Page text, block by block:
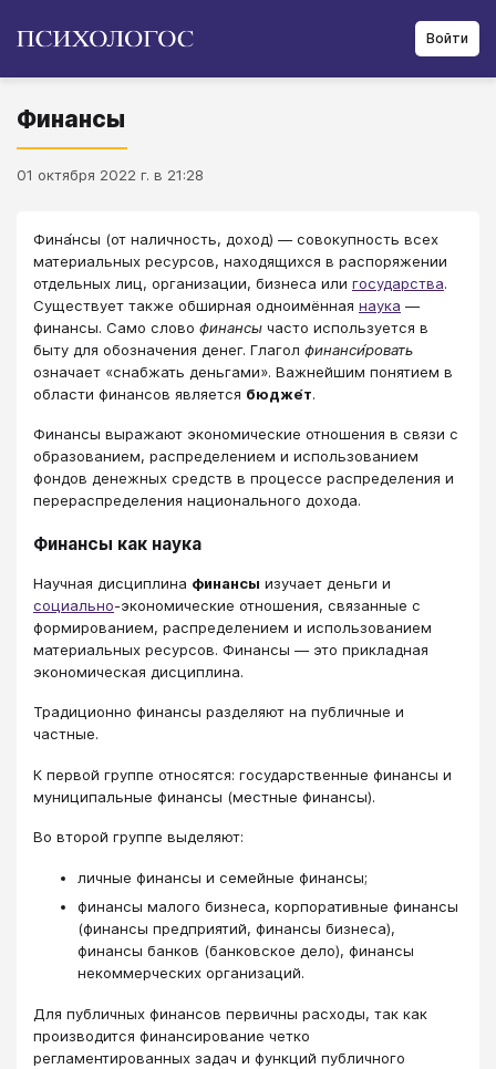
Войти
Финансы
01 октября 2022 г. в 21:28
Фина́нсы (от наличность, доход) — совокупность всех
материальных ресурсов, находящихся в распоряжении
отдельных лиц, организации, бизнеса или государства.
Существует также обширная одноимённая наука —
финансы. Само слово финансы часто используется в
быту для обозначения денег. Глагол финанси́ровать
означает «снабжать деньгами». Важнейшим понятием в
области финансов является бюдже́т.
Финансы выражают экономические отношения в связи с
образованием, распределением и использованием
фондов денежных средств в процессе распределения и
перераспределения национального дохода.
Финансы как наука
Научная дисциплина финансы изучает деньги и
социально-экономические отношения, связанные с
формированием, распределением и использованием
материальных ресурсов. Финансы — это прикладная
экономическая дисциплина.
Традиционно финансы разделяют на публичные и
частные.
К первой группе относятся: государственные финансы и
муниципальные финансы (местные финансы).
Во второй группе выделяют:
личные финансы и семейные финансы;
финансы малого бизнеса, корпоративные финансы
(финансы предприятий, финансы бизнеса),
финансы банков (банковское дело), финансы
некоммерческих организаций.
Для публичных финансов первичны расходы, так как
производится финансирование четко
регламентированных задач и функций публичного